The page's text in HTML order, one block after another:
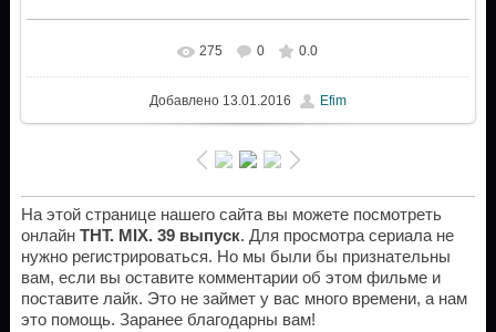
275 0 0.0
Добавлено13.01.2016 Efim
На этой странице нашего сайта вы можете посмотреть
онлайн ТНТ. MIX. 39 выпуск. Для просмотра сериала не
нужно регистрироваться. Но мы были бы признательны
вам, если вы оставите комментарии об этом фильме и
поставите лайк. Это не займет у вас много времени, а нам
это помощь. Заранее благодарны вам!